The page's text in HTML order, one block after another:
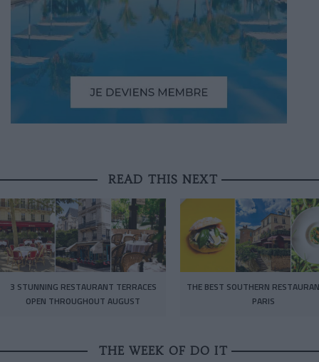
READ THIS NEXT
3 STUNNING RESTAURANT TERRACES
OPEN THROUGHOUT AUGUST
THE BEST SOUTHERN
PARIS
THE WEEK OF DO IT